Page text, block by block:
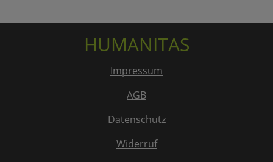
HUMANITAS
Impressum
AGB
Datenschutz
Widerruf